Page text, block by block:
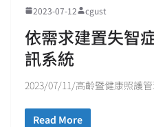
2023-07-12 cgust
依需求建置失智
訊系統
2023/07/11/高齡暨健康照護
Read More